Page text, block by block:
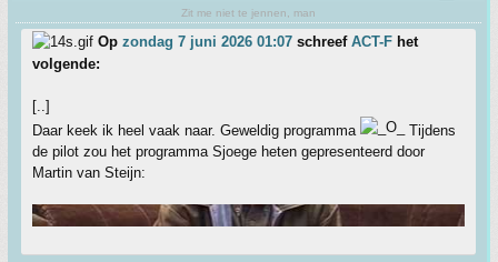
Zit me niet te jennen, man
Op zondag 7 juni 2026 01:07 schreef ACT-F het
volgende:
[..]
Daar keek ik heel vaak naar. Geweldig programma
Tijdens
de pilot zou het programma Sjoege heten gepresenteerd door
Martin van Steijn: